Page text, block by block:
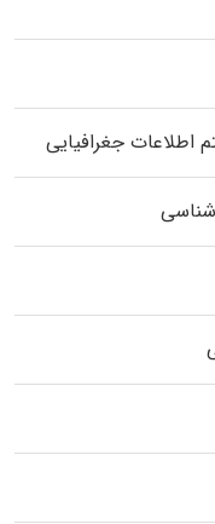
جغرافیایی